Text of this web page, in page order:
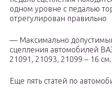
одном уровне с педалью
отрегулирован правильно
— Максимально
сцепления автомобилей
21091, 21093, 21099 – 16 см.
Еще пять статей по